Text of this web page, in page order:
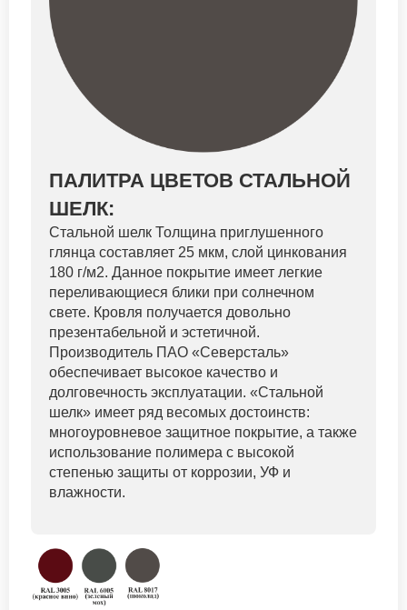
ПАЛИТРА ЦВЕТОВ СТАЛЬНОЙ
ШЕЛК:
Стальной шелк Толщина приглушенного
глянца составляет 25 мкм, слой цинкования
180 г/м2. Данное покрытие имеет легкие
переливающиеся блики при солнечном
свете. Кровля получается довольно
презентабельной и эстетичной.
Производитель ПАО «Северсталь»
обеспечивает высокое качество и
долговечность эксплуатации. «Стальной
шелк» имеет ряд весомых достоинств:
многоуровневое защитное покрытие, а также
использование полимера с высокой
степенью защиты от коррозии, УФ и
влажности.